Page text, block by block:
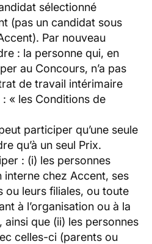
sélectionné
(pas un candidat sous
Par nouveau
: la personne qui, en
au Concours, n’a pas
de travail intérimaire
« les Conditions de
participer qu’une seule
qu’à un seul Prix.
: (i) les personnes
chez Accent, ses
ou leurs filiales, ou toute
à l’organisation ou à la
que (ii) les personnes
celles-ci (parents ou